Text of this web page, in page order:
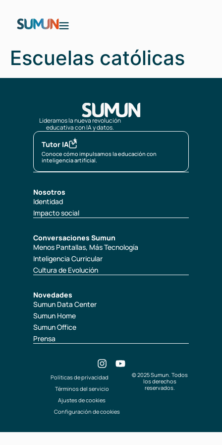
Escuelas católicas
Lideramos la nueva revolución
educativa con IA y datos.
Nosotros
Identidad
Impacto social
Conversaciones Sumun
Menos Pantallas, Más Tecnología
Inteligencia Curricular
Cultura de Evolución
Novedades
Sumun Data Center
Sumun Home
Sumun Office
Prensa
Tutor IA
Conoce cómo impulsamos la educación con
inteligencia artificial.
© 2025 Sumun. Todos
los derechos
reservados.
Políticas de privacidad
Términos del servicio
Ajustes de cookies
Configuración de cookies